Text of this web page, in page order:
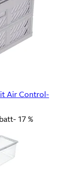
Air Control-
- 17 %